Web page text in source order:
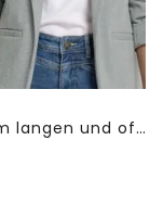
Blazer im langen und offenen Schnitt